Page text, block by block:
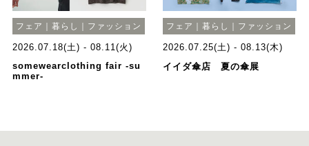
フェア｜暮らし｜ファッション
2026.07.18(土) - 08.11(火)
somewearclothing fair -su
mmer-
フェア｜暮らし｜ファッション
2026.07.25(土) - 08.13(木)
イイダ傘店 夏の傘展